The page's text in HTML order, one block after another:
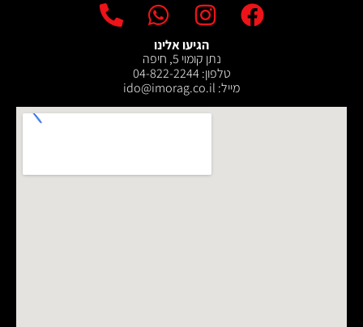
הגיעו אלינו
נתן קומוי 5, חיפה
טלפון: 04-822-2244
מייל: ‫ido@imorag.co.il